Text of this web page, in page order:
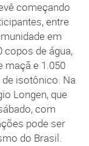
começando
entre
em
copos de água,
maçã e 1.050
de isotônico. Na
Longen, que
com
pode ser
do Brasil.